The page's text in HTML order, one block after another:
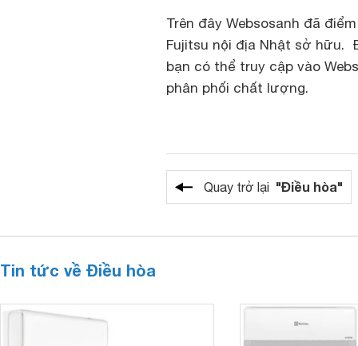
Trên đây Websosanh đã
Fujitsu nội địa Nhật sở hữu.
bạn có thể truy cập vào
phân phối chất lượng.
Quay trở lại "Điều hòa"
Tin tức về Điều hòa